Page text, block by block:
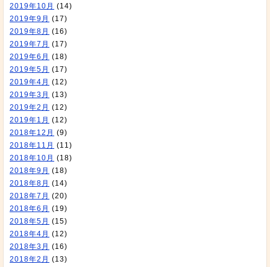
2019年10月 (14)
2019年9月 (17)
2019年8月 (16)
2019年7月 (17)
2019年6月 (18)
2019年5月 (17)
2019年4月 (12)
2019年3月 (13)
2019年2月 (12)
2019年1月 (12)
2018年12月 (9)
2018年11月 (11)
2018年10月 (18)
2018年9月 (18)
2018年8月 (14)
2018年7月 (20)
2018年6月 (19)
2018年5月 (15)
2018年4月 (12)
2018年3月 (16)
2018年2月 (13)